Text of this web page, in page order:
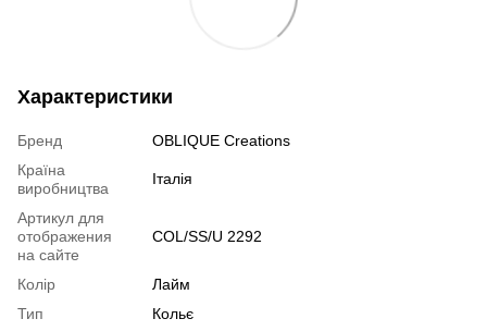
Характеристики
Бренд
OBLIQUE Creations
Країна
виробництва
Італія
Артикул для
отображения
на сайте
COL/SS/U 2292
Колір
Лайм
Тип
Кольє